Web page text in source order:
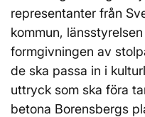
representanter från
kommun,
formgivningen av
de ska passa in i
uttryck som ska föra
betona Borensbergs